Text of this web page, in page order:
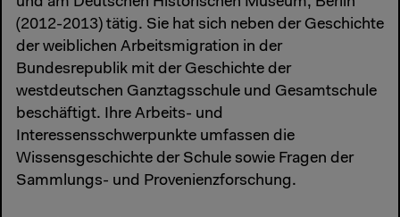
(2012-2013) tätig. Sie hat sich neben der Geschichte
der weiblichen Arbeitsmigration in der
Bundesrepublik mit der Geschichte der
westdeutschen Ganztagsschule und Gesamtschule
beschäftigt. Ihre Arbeits- und
Interessensschwerpunkte umfassen die
Wissensgeschichte der Schule sowie Fragen der
Sammlungs- und Provenienzforschung.